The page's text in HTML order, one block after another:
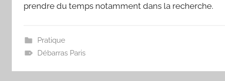
prendre du temps notamment dans la recherche.
Pratique
Débarras Paris